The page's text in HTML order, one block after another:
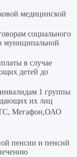
медицинской
социального
муниципальной
в случае
детей до
1 группы
их лиц
Мегафон,ОАО
пенсии и пенсий